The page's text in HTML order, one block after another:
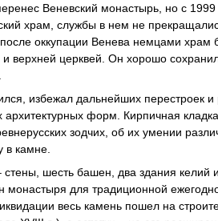
Веневский монастырь, но с
храм, службы в нем не
оккупации Венева немцами храм
и верхней церквей. Он хорошо
избежал дальнейших перестроек и
архитектурных форм. Кирпичная
зодчих, об их умении
в камне.
стены, шесть башен, два здания келий
монастыря для традиционной
весь камень пошел на